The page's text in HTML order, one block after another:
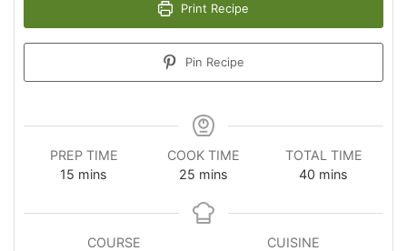
Print Recipe
Pin Recipe
PREP TIME
15 minutes
mins
COOK TIME
25 minutes
mins
TOTAL TIME
40 minutes
mins
COURSE
CUISINE